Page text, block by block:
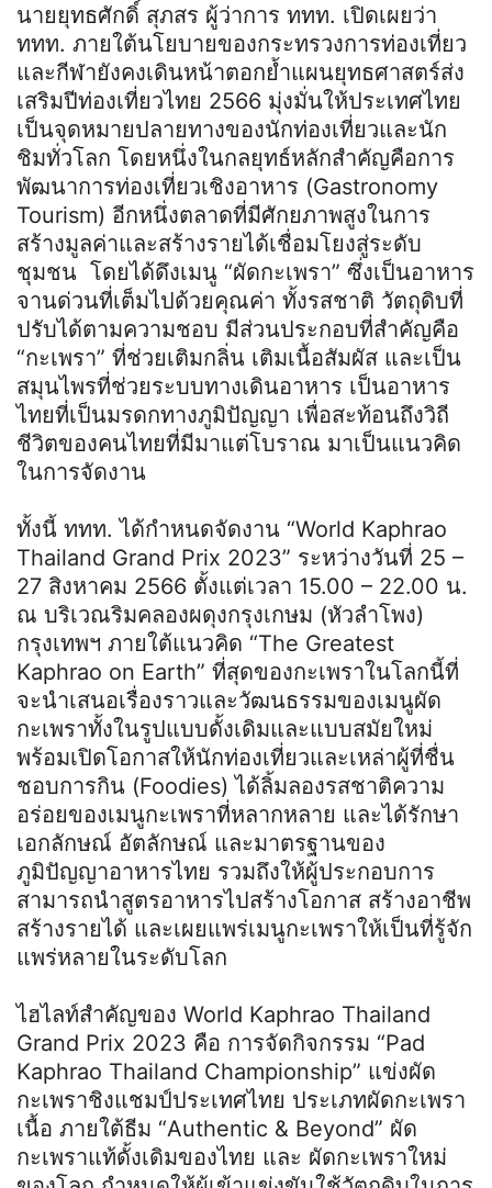
นายยุทธศักดิ์ สุภสร ผู้ว่าการ ททท. เปิดเผยว่า
ททท. ภายใต้นโยบายของกระทรวงการท่องเที่ยว
และกีฬายังคงเดินหน้าตอกย้ำแผนยุทธศาสตร์ส่ง
เสริมปีท่องเที่ยวไทย 2566 มุ่งมั่นให้ประเทศไทย
เป็นจุดหมายปลายทางของนักท่องเที่ยวและนัก
ชิมทั่วโลก โดยหนึ่งในกลยุทธ์หลักสำคัญคือการ
พัฒนาการท่องเที่ยวเชิงอาหาร (Gastronomy
Tourism) อีกหนึ่งตลาดที่มีศักยภาพสูงในการ
สร้างมูลค่าและสร้างรายได้เชื่อมโยงสู่ระดับ
ชุมชน โดยได้ดึงเมนู “ผัดกะเพรา” ซึ่งเป็นอาหาร
จานด่วนที่เต็มไปด้วยคุณค่า ทั้งรสชาติ วัตถุดิบที่
ปรับได้ตามความชอบ มีส่วนประกอบที่สำคัญคือ
“กะเพรา” ที่ช่วยเติมกลิ่น เติมเนื้อสัมผัส และเป็น
สมุนไพรที่ช่วยระบบทางเดินอาหาร เป็นอาหาร
ไทยที่เป็นมรดกทางภูมิปัญญา เพื่อสะท้อนถึงวิถี
ชีวิตของคนไทยที่มีมาแต่โบราณ มาเป็นแนวคิด
ในการจัดงาน
ทั้งนี้ ททท. ได้กำหนดจัดงาน “World Kaphrao
Thailand Grand Prix 2023” ระหว่างวันที่ 25 –
27 สิงหาคม 2566 ตั้งแต่เวลา 15.00 – 22.00 น.
ณ บริเวณริมคลองผดุงกรุงเกษม (หัวลำโพง)
กรุงเทพฯ ภายใต้แนวคิด “The Greatest
Kaphrao on Earth” ที่สุดของกะเพราในโลกนี้ที่
จะนำเสนอเรื่องราวและวัฒนธรรมของเมนูผัด
กะเพราทั้งในรูปแบบดั้งเดิมและแบบสมัยใหม่
พร้อมเปิดโอกาสให้นักท่องเที่ยวและเหล่าผู้ที่ชื่น
ชอบการกิน (Foodies) ได้ลิ้มลองรสชาติความ
อร่อยของเมนูกะเพราที่หลากหลาย และได้รักษา
เอกลักษณ์ อัตลักษณ์ และมาตรฐานของ
ภูมิปัญญาอาหารไทย รวมถึงให้ผู้ประกอบการ
สามารถนำสูตรอาหารไปสร้างโอกาส สร้างอาชีพ
สร้างรายได้ และเผยแพร่เมนูกะเพราให้เป็นที่รู้จัก
แพร่หลายในระดับโลก
ไฮไลท์สำคัญของ World Kaphrao Thailand
Grand Prix 2023 คือ การจัดกิจกรรม “Pad
Kaphrao Thailand Championship” แข่งผัด
กะเพราชิงแชมป์ประเทศไทย ประเภทผัดกะเพรา
เนื้อ ภายใต้ธีม “Authentic & Beyond” ผัด
กะเพราแท้ดั้งเดิมของไทย และ ผัดกะเพราใหม่